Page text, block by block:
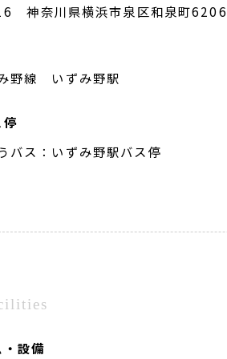
神奈川県横浜市泉区和泉町
野線 いずみ野駅
停
バス：いずみ野駅バス停
設備